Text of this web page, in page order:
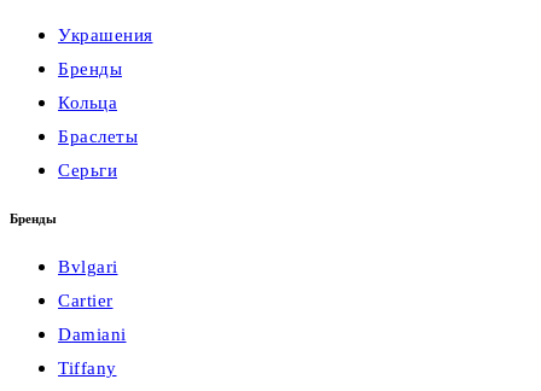
Украшения
Бренды
Кольца
Браслеты
Серьги
Бренды
Bvlgari
Cartier
Damiani
Tiffany